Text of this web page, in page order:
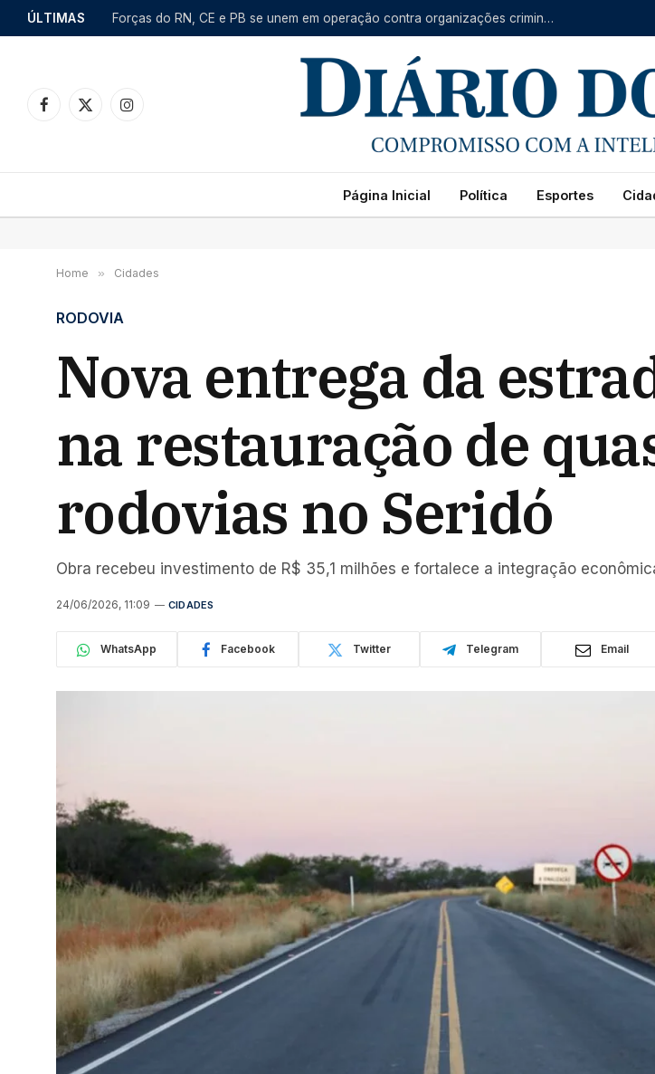
ÚLTIMAS Forças do RN, CE e PB se unem em operação contra organizações criminosas
Facebook
X
Instagram
Página Inicial Política Esportes
Home » Cidades
RODOVIA
Nova entrega da
na restauração de
rodovias no Seridó
Obra recebeu investimento de R$ 35,1 milhões e fortalece a integração
24/06/2026, 11:09 CIDADES
WhatsApp Facebook Twitter Telegram Email